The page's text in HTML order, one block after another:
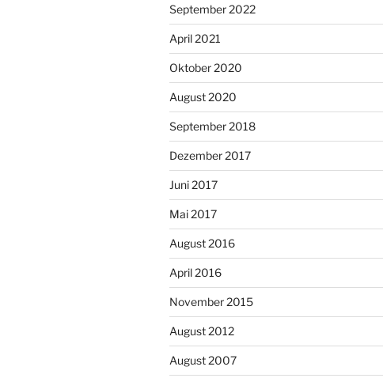
September 2022
April 2021
Oktober 2020
August 2020
September 2018
Dezember 2017
Juni 2017
Mai 2017
August 2016
April 2016
November 2015
August 2012
August 2007